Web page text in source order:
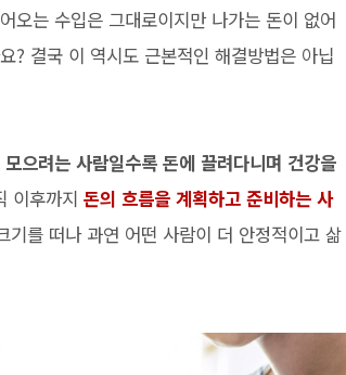
오는 수입은 그대로이지만 나가는 돈이 없어
? 결국 이 역시도 근본적인 해결방법은 아닙
으려는 사람일수록 돈에 끌려다니며 건강을
이후까지 돈의 흐름을 계획하고 준비하는 사
기를 떠나 과연 어떤 사람이 더 안정적이고 삶